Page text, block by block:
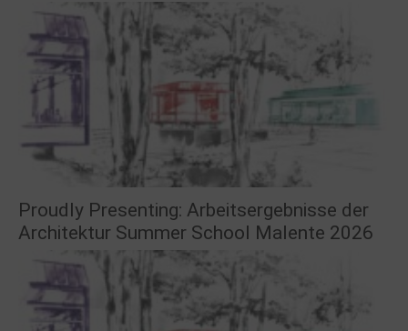
Proudly Presenting: Arbeitsergebnisse der
Architektur Summer School Malente 2026